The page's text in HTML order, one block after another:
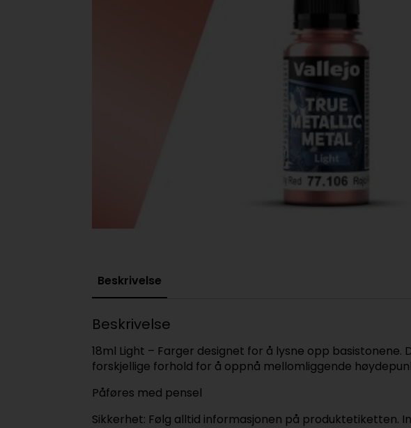
Beskrivelse
Beskrivelse
18ml Light – Farger designet for å lysne opp
forskjellige forhold for å oppnå mellomliggende
Påføres med pensel
Sikkerhet: Følg alltid informasjonen på